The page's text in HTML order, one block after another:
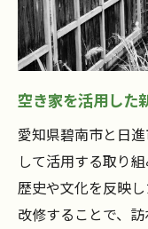
空き家を活用した
愛知県碧南市と日
して活用する取り
歴史や文化を反映
改修することで、